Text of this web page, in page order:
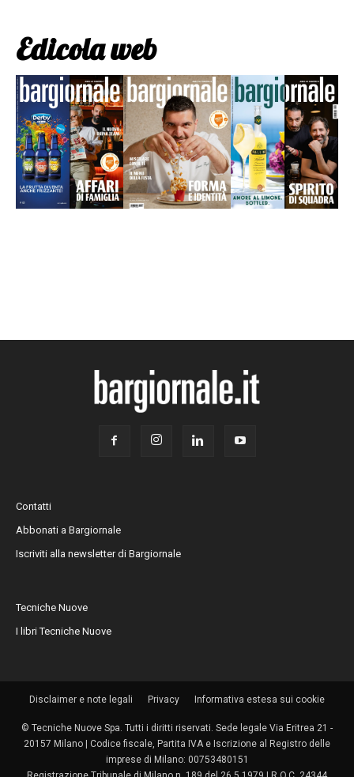
Edicola web
Contatti
Abbonati a Bargiornale
Iscriviti alla newsletter di Bargiornale
Tecniche Nuove
I libri Tecniche Nuove
Disclaimer e note legali Privacy Informativa estesa sui cookie
© Tecniche Nuove Spa. Tutti i diritti riservati. Sede legale Via Eritrea 21 -
20157 Milano | Codice fiscale, Partita IVA e Iscrizione al Registro delle
imprese di Milano: 00753480151